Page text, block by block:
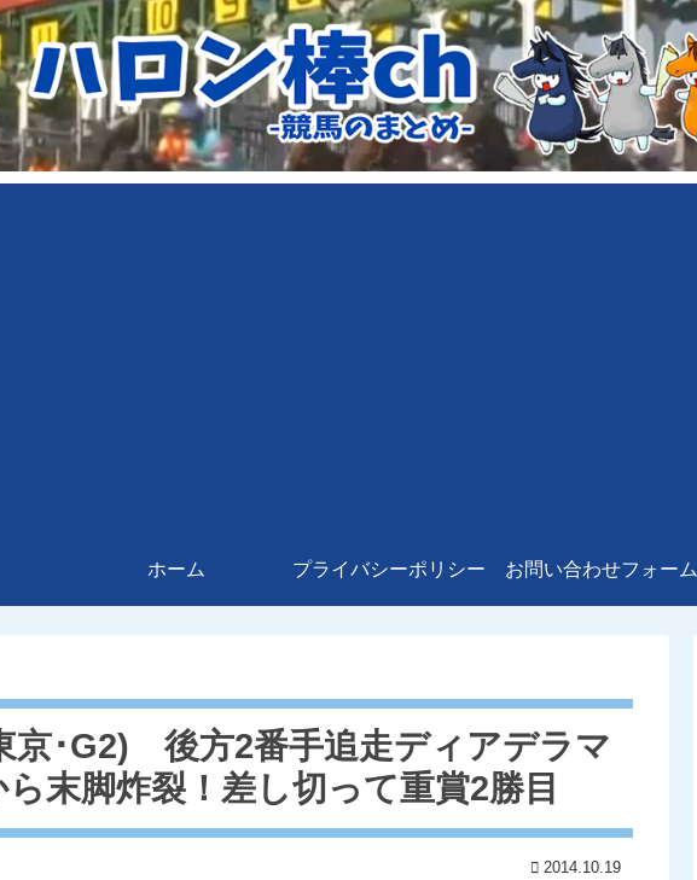
ホーム プライバシーポリシー お問い合わせフォーム
京･G2) 後方2番手追走ディアデラマ
末脚炸裂！差し切って重賞2勝目
2014.10.19